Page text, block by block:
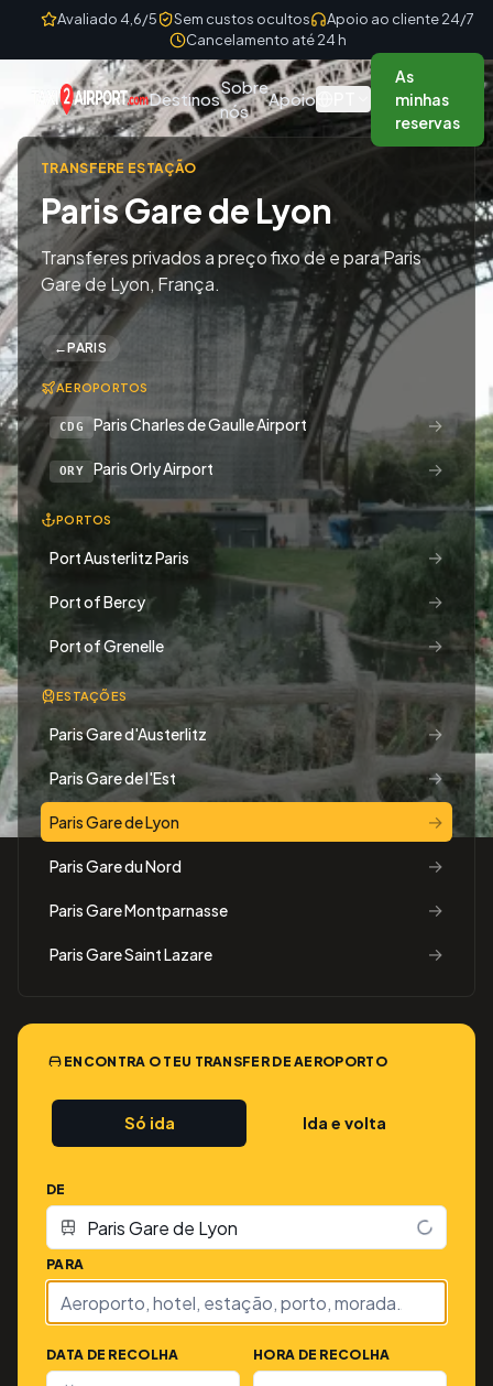
Skip to content
Avaliado 4,6/5 Sem custos ocultos
Apoio ao cliente 24/7
Cancelamento até 24 h
Destinos
Sobre
nós
Apoio
As
minhas
reservas
TRANSFERE ESTAÇÃO
Paris Gare de Lyon
Transferes privados a preço fixo de e para Paris
Gare de Lyon, França.
←PARIS
AEROPORTOS
CDG Paris Charles de Gaulle Airport →
ORY Paris Orly Airport →
PORTOS
Port Austerlitz Paris →
Port of Bercy →
Port of Grenelle →
ESTAÇÕES
Paris Gare d'Austerlitz →
Paris Gare de l'Est →
Paris Gare de Lyon →
Paris Gare du Nord →
Paris Gare Montparnasse →
Paris Gare Saint Lazare →
ENCONTRA O TEU TRANSFER DE AEROPORTO
Só ida Ida e volta
DE
PARA
DATA DE RECOLHA HORA DE RECOLHA